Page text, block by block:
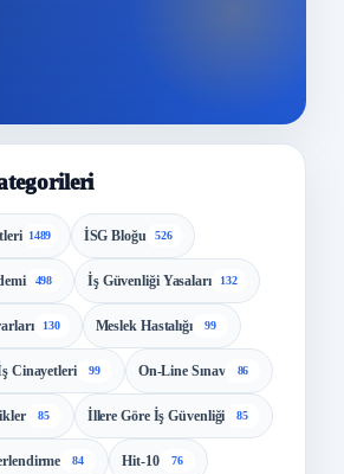
1489 İSG Bloğu 526
498 İş Güvenliği Yasaları 132
130 Meslek Hastalığı 99
Cinayetleri 99 On-Line Sınav 86
85 İllere Göre İş Güvenliği 85
84 Hit-10 76